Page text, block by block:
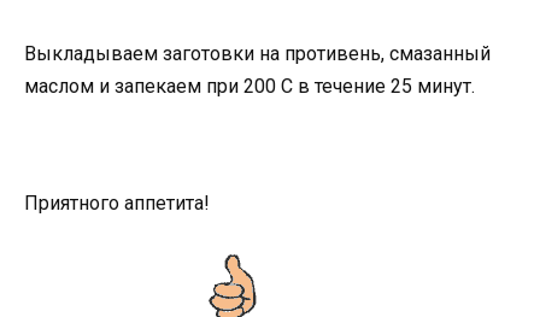
Выкладываем заготовки на противень, смазанный
маслом и запекаем при 200 С в течение 25 минут.
Приятного аппетита!